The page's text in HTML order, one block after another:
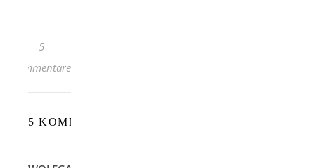
5
Kommentare
5 KOMMENTARE